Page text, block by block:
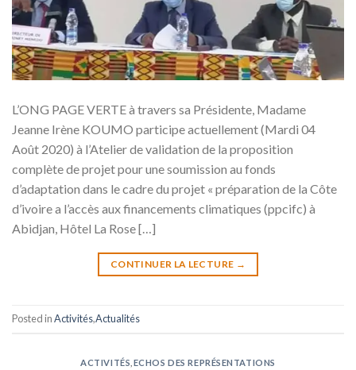
L’ONG PAGE VERTE à travers sa Présidente, Madame
Jeanne Irène KOUMO participe actuellement (Mardi 04
Août 2020) à l’Atelier de validation de la proposition
complète de projet pour une soumission au fonds
d’adaptation dans le cadre du projet « préparation de la Côte
d’ivoire a l’accès aux financements climatiques (ppcifc) à
Abidjan, Hôtel La Rose […]
CONTINUER LA LECTURE →
Posted inActivités,Actualités
ACTIVITÉS ECHOS DES REPRÉSENTATIONS